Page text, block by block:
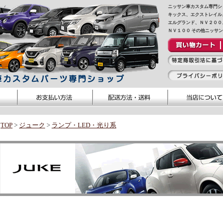
ニッサン車カスタム専門
キックス、エクストレイ
エルグランド、ＮＶ２００
ＮＶ１００ その他ニッサ
TOP > ジューク > ランプ・LED・光り系